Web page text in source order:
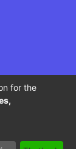
Educación
y vigilancia
Send
for the